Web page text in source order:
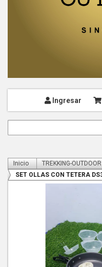
Ingresar
Inicio TREKKING-OUTDOOR
SET OLLAS CON TETERA